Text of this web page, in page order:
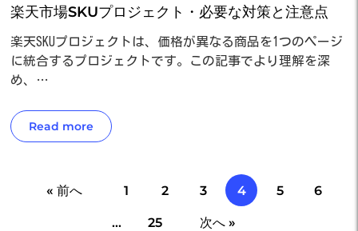
楽天市場SKUプロジェクト・必要な対策と注意点
楽天SKUプロジェクトは、価格が異なる商品を1つのページ
に統合するプロジェクトです。この記事でより理解を深
め、…
Read more
« 前へ 1 2 3 4 5 6
… 25 次へ »